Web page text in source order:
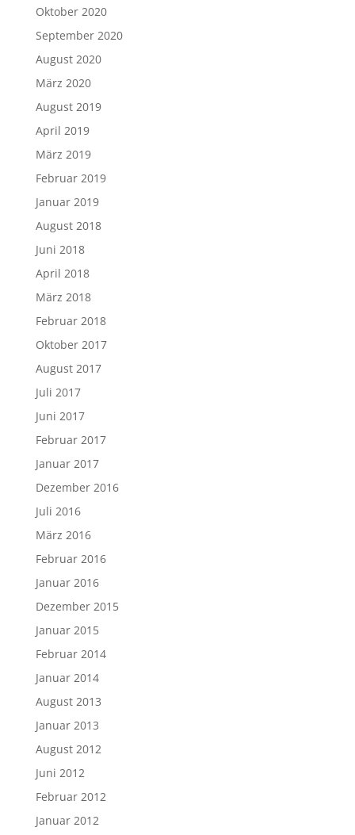
Oktober 2020
September 2020
August 2020
März 2020
August 2019
April 2019
März 2019
Februar 2019
Januar 2019
August 2018
Juni 2018
April 2018
März 2018
Februar 2018
Oktober 2017
August 2017
Juli 2017
Juni 2017
Februar 2017
Januar 2017
Dezember 2016
Juli 2016
März 2016
Februar 2016
Januar 2016
Dezember 2015
Januar 2015
Februar 2014
Januar 2014
August 2013
Januar 2013
August 2012
Juni 2012
Februar 2012
Januar 2012